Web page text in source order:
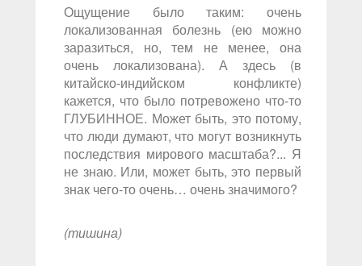
Ощущение было таким: очень
локализованная болезнь (ею можно
заразиться, но, тем не менее, она
очень локализована). А здесь (в
китайско-индийском конфликте)
кажется, что было потревожено что-то
ГЛУБИННОЕ. Может быть, это потому,
что люди думают, что могут возникнуть
последствия мирового масштаба?... Я
не знаю. Или, может быть, это первый
знак чего-то очень… очень значимого?
(тишина)